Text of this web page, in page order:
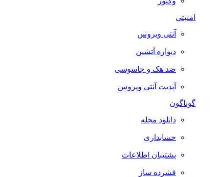
امنیتی
آنتی ویروس
دیواره آتشین
ضد هک و جاسوسی
آپدیت آنتی ویروس
گوناگون
دانلود مجله
حسابداری
پشتیبان اطلاعات
فشرده ساز